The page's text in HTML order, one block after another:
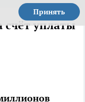
Принять
счёт уплаты